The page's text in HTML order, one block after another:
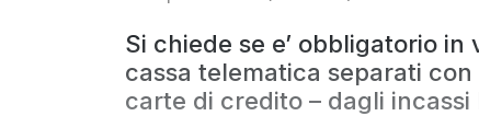
Si chiede se e’ obbligatorio
cassa telematica separati
carte di credito – dagli